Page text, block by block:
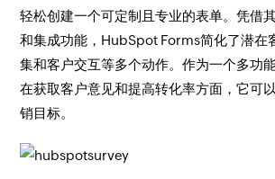
轻松创建一个可定制且专业的表单。凭借
和集成功能，HubSpot Forms简化了潜在
集和客户交互等多个动作。作为一个多功
在获取客户意见和提高转化率方面，它可
销目标。